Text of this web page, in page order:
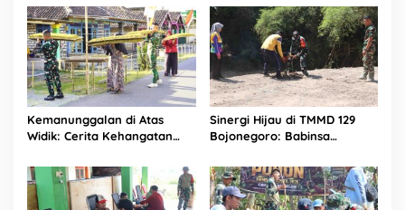
Lewat Layanan Kesehatan
Hewan
TMMD 129 Bojonegoro di
Kesongo
Kemanunggalan di Atas
Widik: Cerita Kehangatan
Bojonegoro Bantu Olah
Tembakau Petani Kesongo
Sinergi Hijau di TMMD 129
Bojonegoro: Babinsa
‘Keroyokan’ Buat Lubang
Tanam Pohon untuk Jaga
Tanggul Sungai